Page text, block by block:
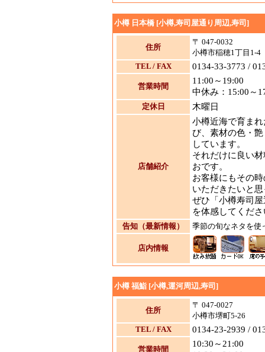
小樽 日本橋 [小樽,寿司屋通り周辺,寿司]
住所
〒 047-0032
小樽市稲穂1丁目1-4
TEL / FAX
0134-33-3773 /
営業時間
11:00～19:00
中休み：15:00～
定休日 木曜日
店舗紹介
小樽近海で育ま
び、素材の色・
しています。
それだけに良い
おです。
お客様にもその
いただきたいと
ぜひ「小樽寿司
を体感してくだ
告知（最新情報） 季節の旬なネタを使
店内情報
小樽 福鮨 [小樽,運河周辺,寿司]
住所
〒 047-0027
小樽市堺町5-26
TEL / FAX
0134-23-2939 /
営業時間
10:30～21:00